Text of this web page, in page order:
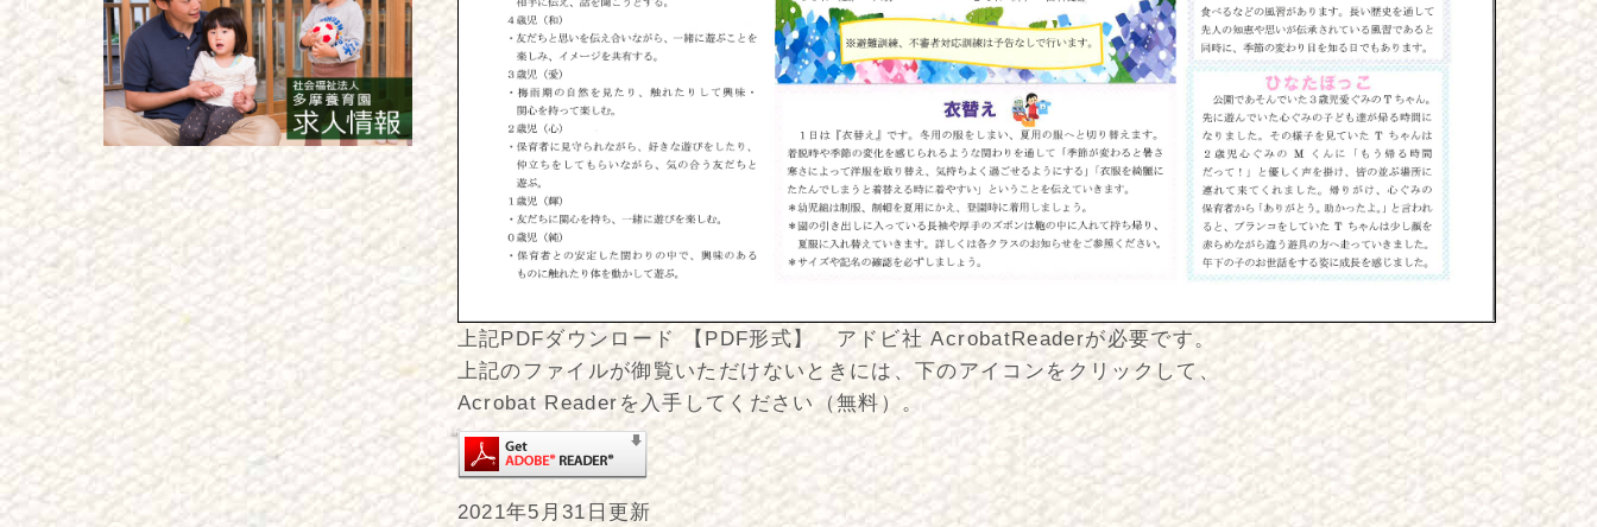
上記PDFダウンロード 【PDF形式】 アドビ社 AcrobatReaderが必要です。
上記のファイルが御覧いただけないときには、下のアイコンをクリックして、
Acrobat Readerを入手してください（無料）。
2021年5月31日更新